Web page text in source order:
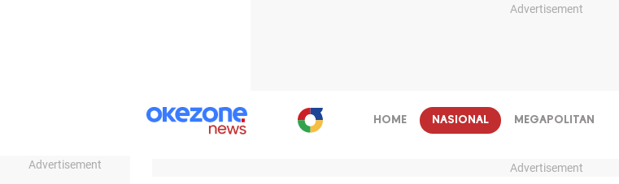
Advertisement
Advertisement
HOME NASIONAL MEGAPOLITAN
Advertisement